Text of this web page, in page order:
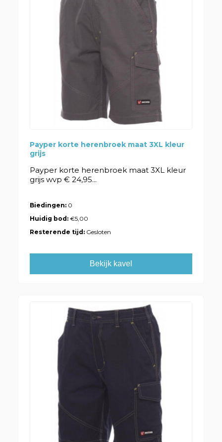
Payper korte herenbroek maat 3XL kleur
grijs
Payper korte herenbroek maat 3XL kleur
grijs wvp € 24,95...
Biedingen: 0
Huidig bod:€5,00
Resterende tijd: Gesloten
Bekijk kavel